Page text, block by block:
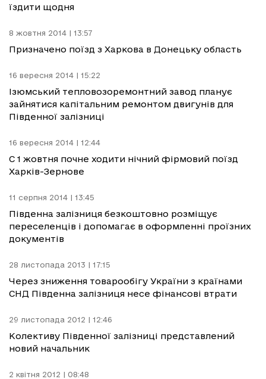
їздити щодня
8 жовтня 2014 | 13:57
Призначено поїзд з Харкова в Донецьку область
16 вересня 2014 | 15:22
Ізюмський тепловозоремонтний завод планує
зайнятися капітальним ремонтом двигунів для
Південної залізниці
16 вересня 2014 | 12:44
C 1 жовтня почне ходити нічний фірмовий поїзд
Харків-Зернове
11 серпня 2014 | 13:45
Південна залізниця безкоштовно розміщує
переселенців і допомагає в оформленні проїзних
документів
28 листопада 2013 | 17:15
Через зниження товарообігу України з країнами
СНД Південна залізниця несе фінансові втрати
29 листопада 2012 | 12:46
Колективу Південної залізниці представлений
новий начальник
2 квітня 2012 | 08:48